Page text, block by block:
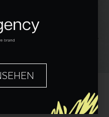
Hier werden gezielt die
und Interessenten
voll eingerichtet gezeigt,
er bewohnt ist. Diese
Immobilien, die